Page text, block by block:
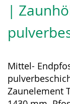
|
Mittel-
Zaunelement